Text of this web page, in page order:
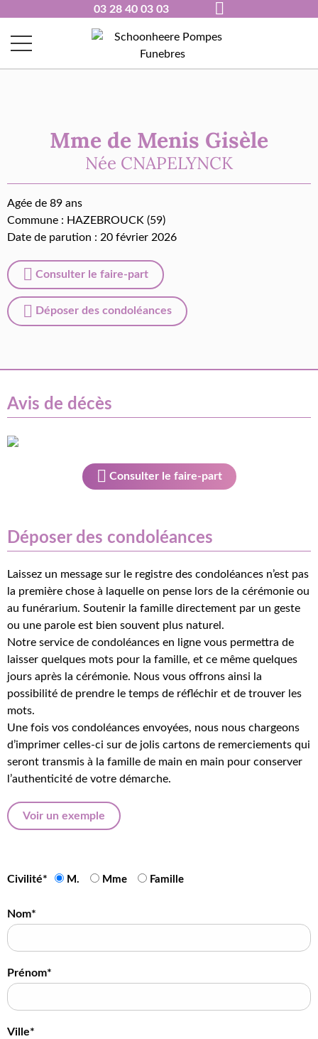
03 28 40 03 03
Mme de Menis Gisèle
Née CNAPELYNCK
Agée de 89 ans
Commune : HAZEBROUCK (59)
Date de parution : 20 février 2026
Consulter le faire-part
Déposer des condoléances
Avis de décès
Consulter le faire-part
Déposer des condoléances
Laissez un message sur le registre des condoléances n’est pas
la première chose à laquelle on pense lors de la cérémonie ou
au funérarium. Soutenir la famille directement par un geste
ou une parole est bien souvent plus naturel.
Notre service de condoléances en ligne vous permettra de
laisser quelques mots pour la famille, et ce même quelques
jours après la cérémonie. Nous vous offrons ainsi la
possibilité de prendre le temps de réfléchir et de trouver les
mots.
Une fois vos condoléances envoyées, nous nous chargeons
d’imprimer celles-ci sur de jolis cartons de remerciements qui
seront transmis à la famille de main en main pour conserver
l’authenticité de votre démarche.
Voir un exemple
Civilité* M. Mme Famille
Nom*
Prénom*
Ville*